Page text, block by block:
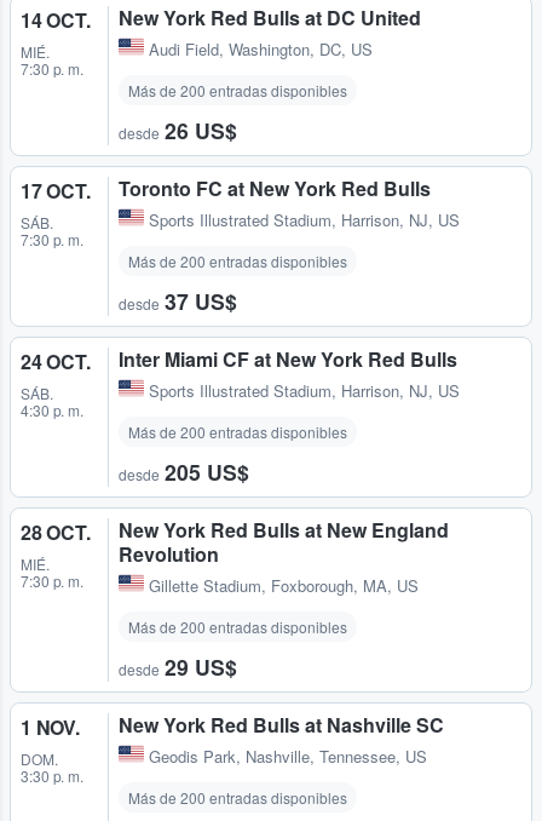
14 OCT.
MIÉ.
7:30 p. m.
New York Red Bulls at DC United
Audi Field, Washington, DC, US
Más de 200 entradas disponibles
desde 26 US$
17 OCT.
SÁB.
7:30 p. m.
Toronto FC at New York Red Bulls
Sports Illustrated Stadium, Harrison, NJ, US
Más de 200 entradas disponibles
desde 37 US$
24 OCT.
SÁB.
4:30 p. m.
Inter Miami CF at New York Red Bulls
Sports Illustrated Stadium, Harrison, NJ, US
Más de 200 entradas disponibles
desde 205 US$
28 OCT.
MIÉ.
7:30 p. m.
New York Red Bulls at New England
Revolution
Gillette Stadium, Foxborough, MA, US
Más de 200 entradas disponibles
desde 29 US$
1 NOV.
DOM.
3:30 p. m.
New York Red Bulls at Nashville SC
Geodis Park, Nashville, Tennessee, US
Más de 200 entradas disponibles